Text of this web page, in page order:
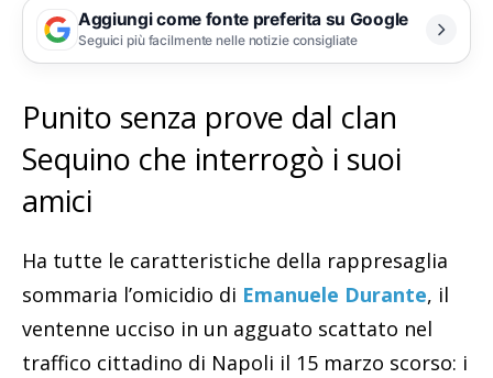
Aggiungi come fonte preferita su Google
Seguici più facilmente nelle notizie consigliate
Punito senza prove dal clan
Sequino che interrogò i suoi
amici
Ha tutte le caratteristiche della rappresaglia
sommaria l’omicidio di Emanuele Durante, il
ventenne ucciso in un agguato scattato nel
traffico cittadino di Napoli il 15 marzo scorso: i